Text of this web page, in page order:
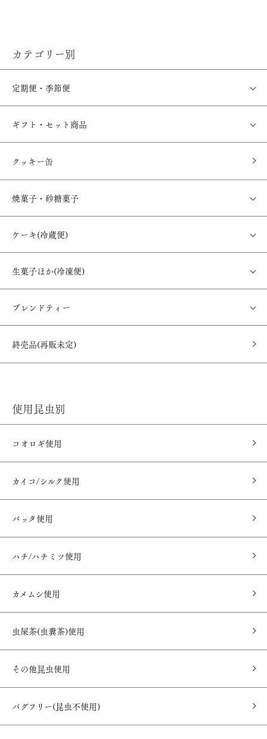
カテゴリー別
定期便・季節便
ギフト・セット商品
クッキー缶
焼菓子・砂糖菓子
ケーキ(冷蔵便)
生菓子ほか(冷凍便)
ブレンドティー
終売品(再販未定)
使用昆虫別
コオロギ使用
カイコ/シルク使用
バッタ使用
ハチ/ハチミツ使用
カメムシ使用
虫屎茶(虫糞茶)使用
その他昆虫使用
バグフリー(昆虫不使用)